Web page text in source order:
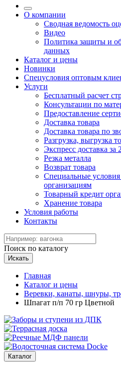
О компании
Сводная ведомость
Видео
Политика защиты и
данных
Каталог и цены
Новинки
Спецусловия оптовым
Услуги
Бесплатный расчет
Консультации по
Предоставление
Доставка товара
Доставка товара по
Разгрузка, выгрузка
Экспресс доставка за
Резка металла
Возврат товара
Специальные
организациям
Товарный кредит
Хранение товара
Условия работы
Контакты
Поиск по каталогу
Искать
Главная
Каталог и цены
Веревки, канаты, шнуры,
Шпагат п/п 70 гр Цветной
Каталог